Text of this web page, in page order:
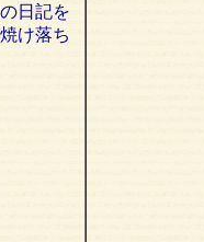
日記を
け落ち